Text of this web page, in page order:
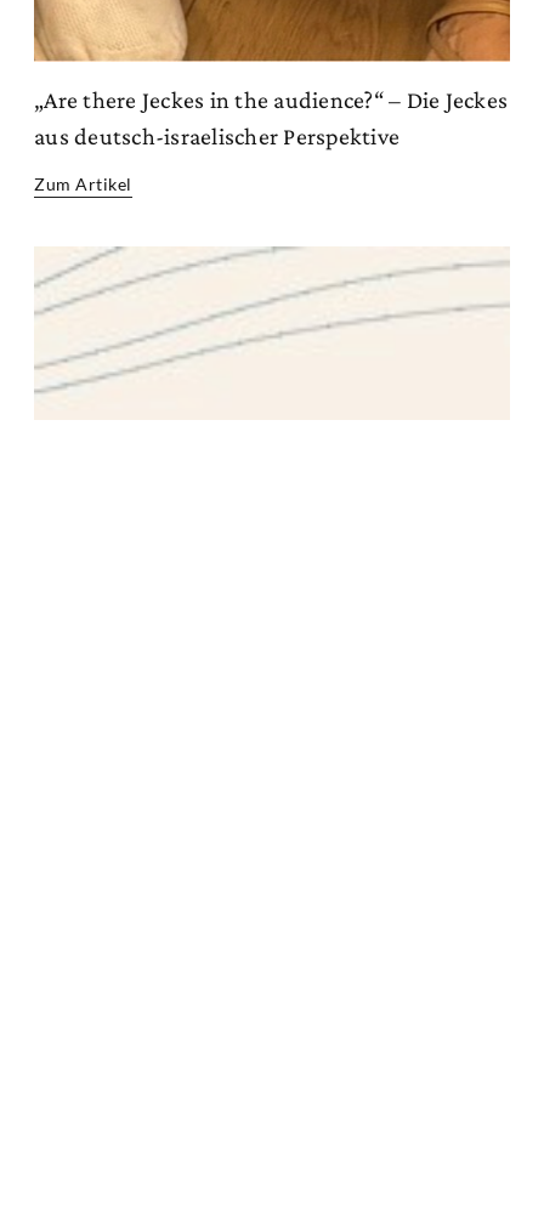
„Are there Jeckes in the audience?“ – Die Jeckes
aus deutsch-israelischer Perspektive
Zum Artikel